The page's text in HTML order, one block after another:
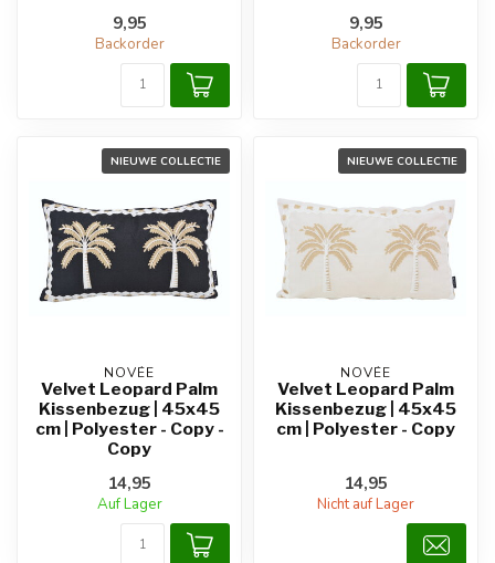
9,95
Backorder
9,95
Backorder
NIEUWE COLLECTIE
NOVÉE
Velvet Leopard Palm
Kissenbezug | 45x45
cm | Polyester - Copy -
Copy
14,95
Auf Lager
NIEUWE COLLECTIE
NOVÉE
Velvet Leopard Palm
Kissenbezug | 45x45
cm | Polyester - Copy
14,95
Nicht auf Lager